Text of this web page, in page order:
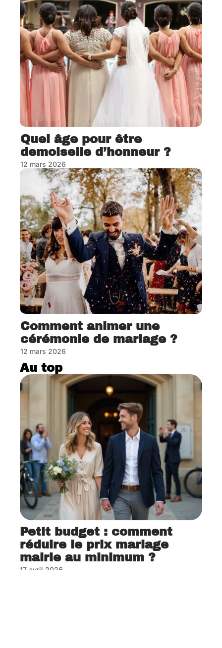
Quel âge pour être
demoiselle d’honneur ?
12 mars 2026
Comment animer une
cérémonie de mariage ?
12 mars 2026
Au top
Petit budget : comment
réduire le prix mariage
mairie au minimum ?
17 avril 2026